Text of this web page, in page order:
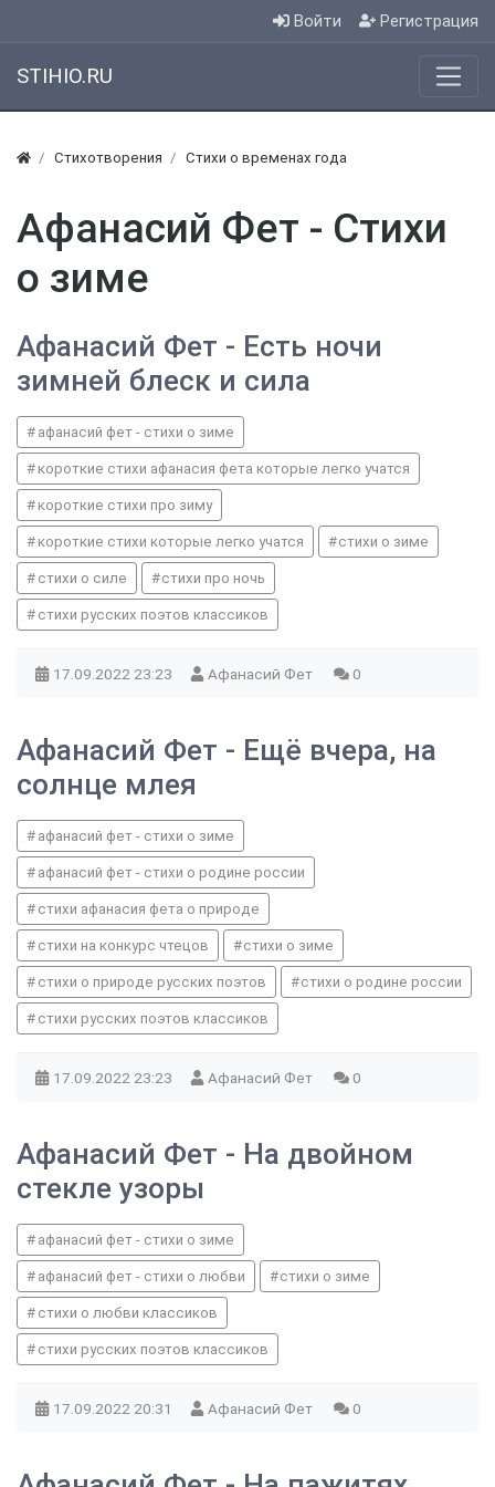
Войти Регистрация
STIHIO.RU
Стихотворения Стихи о временах года
Афанасий Фет - Стихи
о зиме
Афанасий Фет - Есть ночи
зимней блеск и сила
афанасий фет - стихи о зиме
короткие стихи афанасия фета которые легко учатся
короткие стихи про зиму
короткие стихи которые легко учатся стихи о зиме
стихи о силе стихи про ночь
стихи русских поэтов классиков
17.09.2022 23:23 Афанасий Фет 0
Афанасий Фет - Ещё вчера, на
солнце млея
афанасий фет - стихи о зиме
афанасий фет - стихи о родине россии
стихи афанасия фета о природе
стихи на конкурс чтецов стихи о зиме
стихи о природе русских поэтов стихи о родине россии
стихи русских поэтов классиков
17.09.2022 23:23 Афанасий Фет 0
Афанасий Фет - На двойном
стекле узоры
афанасий фет - стихи о зиме
афанасий фет - стихи о любви стихи о зиме
стихи о любви классиков
стихи русских поэтов классиков
17.09.2022 20:31 Афанасий Фет 0